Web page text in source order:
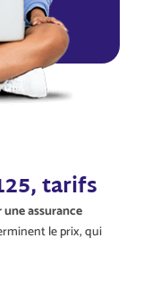
tarifs
assurance
le prix, qui